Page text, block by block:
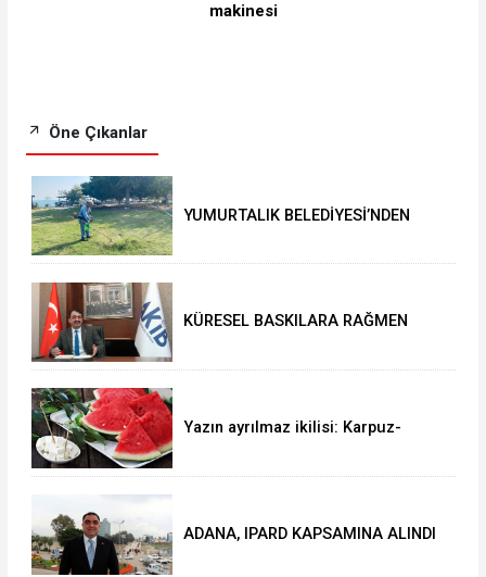
makinesi
Öne Çıkanlar
YUMURTALIK BELEDİYESİ’NDEN
KÜRESEL BASKILARA RAĞMEN
Yazın ayrılmaz ikilisi: Karpuz-
ADANA, IPARD KAPSAMINA ALINDI